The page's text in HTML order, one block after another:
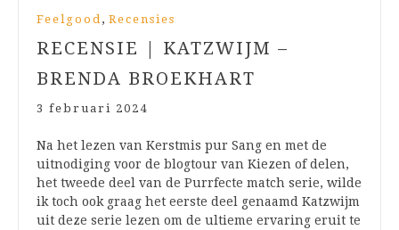
Feelgood , Recensies
RECENSIE | KATZWIJM –
BRENDA BROEKHART
3 februari 2024
Na het lezen van Kerstmis pur Sang en met de
uitnodiging voor de blogtour van Kiezen of delen,
het tweede deel van de Purrfecte match serie, wilde
ik toch ook graag het eerste deel genaamd Katzwijm
uit deze serie lezen om de ultieme ervaring eruit te